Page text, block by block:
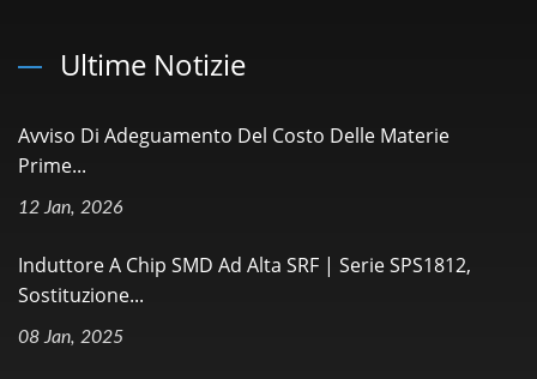
Ultime Notizie
Avviso Di Adeguamento Del Costo Delle Materie
Prime...
12 Jan, 2026
Induttore A Chip SMD Ad Alta SRF | Serie SPS1812,
Sostituzione...
08 Jan, 2025